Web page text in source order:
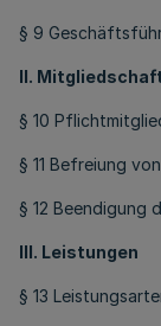
§ 9
II.
§ 10
§ 11 Befreiung
§ 12 Beendigung
III. Leistungen
§ 13